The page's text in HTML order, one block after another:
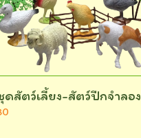
ดสัตว์เลี้ยง-สัตว์ปีกจำลอง
0